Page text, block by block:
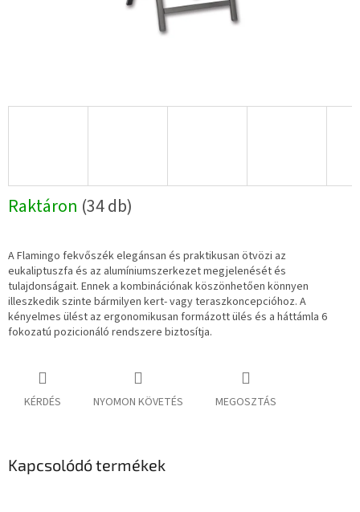
Raktáron (34 db)
A Flamingo fekvőszék elegánsan és praktikusan ötvözi az
eukaliptuszfa és az alumíniumszerkezet megjelenését és
tulajdonságait. Ennek a kombinációnak köszönhetően könnyen
illeszkedik szinte bármilyen kert- vagy teraszkoncepcióhoz. A
kényelmes ülést az ergonomikusan formázott ülés és a háttámla 6
fokozatú pozicionáló rendszere biztosítja.
KÉRDÉS NYOMON KÖVETÉS MEGOSZTÁS
Kapcsolódó termékek